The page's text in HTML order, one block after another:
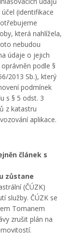
(identifikace
která nahlížela,
nebudou
údaje o jejich
podle §
2013 Sb.), který
podmínek
s § 5 odst. 3
z katastru
aplikace.
článek s
zůstane
(ČÚZK)
služby. ČÚZK se
Tomanem
zrušit plán na